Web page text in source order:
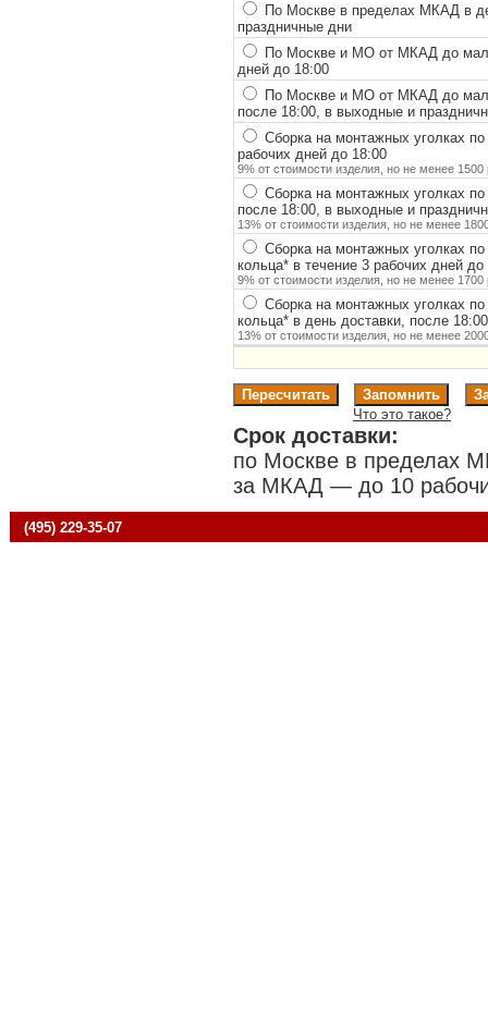
По Москве в пределах МКАД в
праздничные дни
По Москве и МО от МКАД до
дней до 18:00
По Москве и МО от МКАД до
после 18:00, в выходные и
Сборка на монтажных уголках
рабочих дней до 18:00
9% от стоимости изделия, но не менее 1500
Сборка на монтажных уголках
после 18:00, в выходные и
13% от стоимости изделия, но не менее
Сборка на монтажных уголках
кольца*в течение 3 рабочих дней до
9% от стоимости изделия, но не менее 1700
Сборка на монтажных уголках
кольца*в день доставки, после
13% от стоимости изделия, но не менее
Что это такое?
Срок доставки:
по Москве в пределах
за МКАД — до 10
(495) 229-35-07